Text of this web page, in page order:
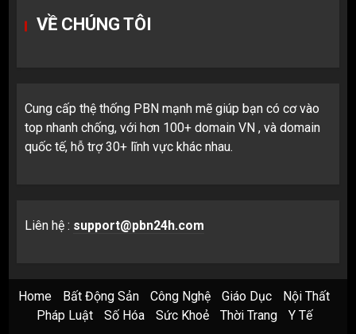
VỀ CHÚNG TÔI
Cung cấp thệ thống PBN mạnh mẽ giúp bạn có cơ vào
top nhanh chống, với hơn 100+ domain VN , và domain
quốc tế, hỗ trợ 30+ lĩnh vực khác nhau.
Liên hệ : support@pbn24h.com
Home Bất Động Sản Công Nghệ Giáo Dục
Nội Thất
Pháp Luật
Số Hóa Sức Khoẻ Thời Trang Y Tế